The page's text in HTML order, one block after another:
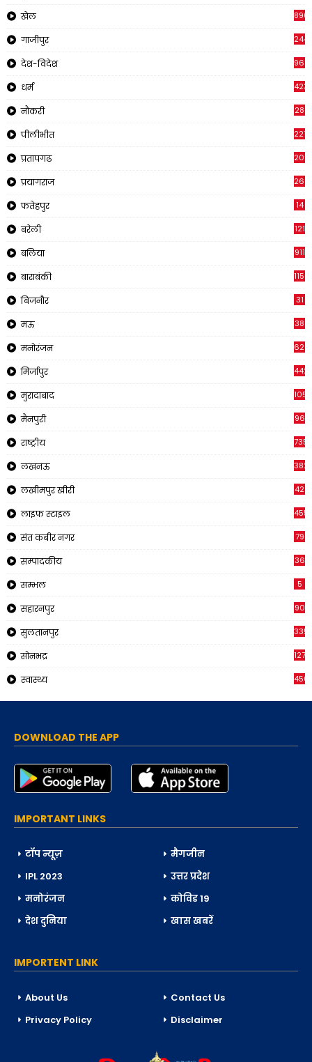
खेल 896
गाजीपुर 244
देश-विदेश 961
धर्म 423
नौकरी 28
पीलीभीत 2218
प्रतापगढ
प्रयागराज 269
फतेहपुर 14
बरेली 121
बलिया 911
बाराबंकी 1150
बिजनौर 31
मऊ 38
मनोरंजन 620
मिर्जापुर 442
मुरादाबाद 1057
मैनपुरी 96
राष्ट्रीय 7353
लखनऊ
लखीमपुर खीरी 42
लाइफ स्टाइल 455
संत कबीर नगर 79
सम्पादकीय 36
सम्भल 5
सहारनपुर 90
सुलतानपुर 335
सोनभद्र 1270
स्वास्थ्य 450
DOWNLOAD THE APP
IMPORTANT LINKS
टॉप न्यूज़
मैगजीन
IPL 2023
उत्तर प्रदेश
मनोरंजन
कोविड 19
देश दुनिया
खास खबरें
IMPORTENT LINK
About Us
Contact Us
Privacy Policy
Disclaimer